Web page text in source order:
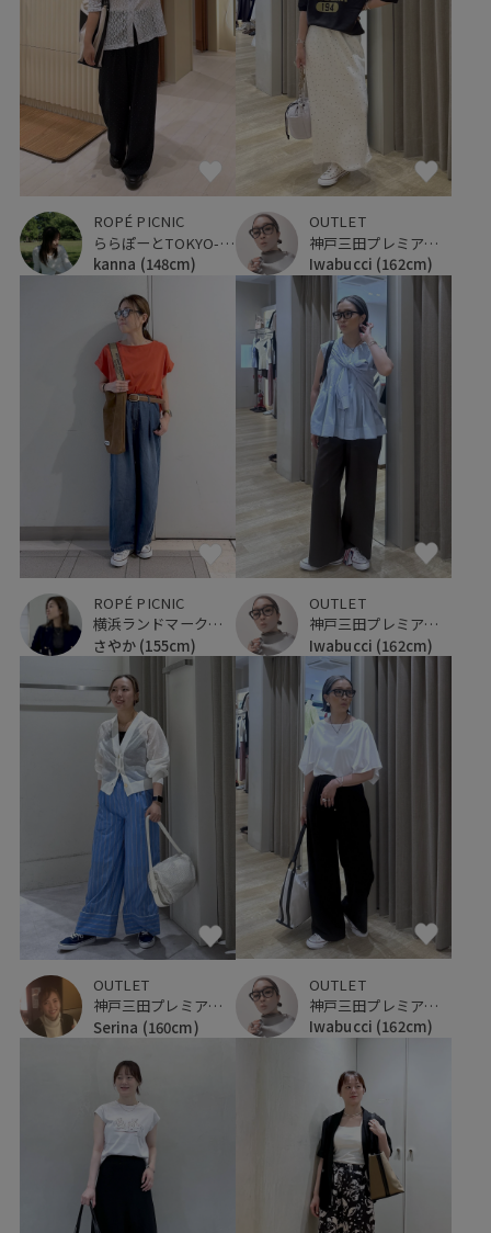
ROPÉ PICNIC
ららぽーとTOKYO-BAY
kanna (148cm)
OUTLET
神戸三田プレミアム・アウトレット
Iwabucci (162cm)
ROPÉ PICNIC
横浜ランドマークタワー
さやか (155cm)
OUTLET
神戸三田プレミアム・アウトレット
Iwabucci (162cm)
OUTLET
神戸三田プレミアム・アウトレット
Serina (160cm)
OUTLET
神戸三田プレミアム・アウトレット
Iwabucci (162cm)